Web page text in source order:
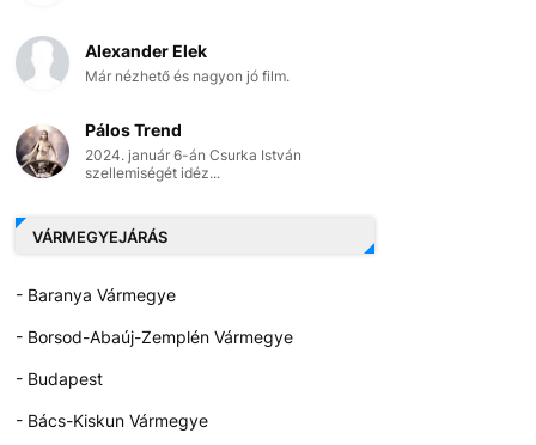
Alexander Elek
Már nézhető és nagyon jó film.
Pálos Trend
2024. január 6-án Csurka István
szellemiségét idéz...
VÁRMEGYEJÁRÁS
- Baranya Vármegye
- Borsod-Abaúj-Zemplén Vármegye
- Budapest
- Bács-Kiskun Vármegye